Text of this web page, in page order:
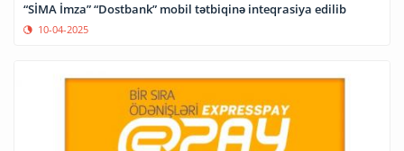
“SİMA İmza” “Dostbank” mobil tətbiqinə inteqrasiya edilib
10-04-2025